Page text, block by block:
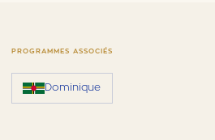
PROGRAMMES ASSOCIÉS
Dominique